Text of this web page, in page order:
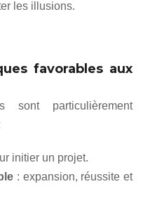
les illusions.
favorables aux
sont particulièrement
initier un projet.
: expansion, réussite et